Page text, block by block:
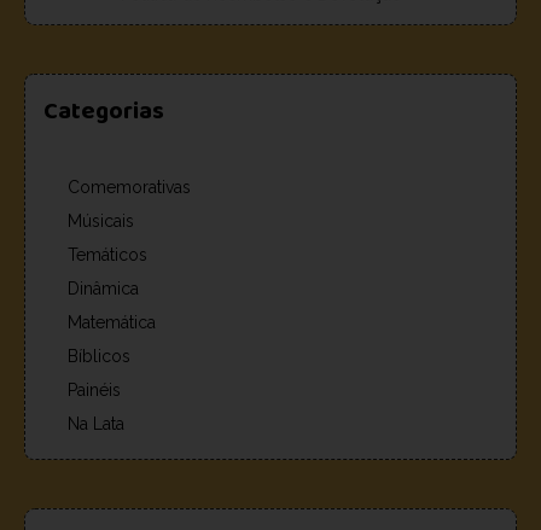
Categorias
Comemorativas
Músicais
Temáticos
Dinâmica
Matemática
Bíblicos
Painéis
Na Lata